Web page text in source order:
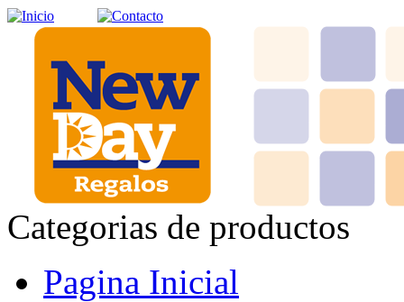
Categorias de productos
Pagina Inicial